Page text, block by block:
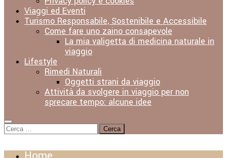
Viaggi ed Eventi
Turismo Responsabile, Sostenibile e Accessibile
Come fare uno zaino consapevole
La mia valigetta di medicina naturale in
viaggio
Lifestyle
Rimedi Naturali
Oggetti strani da viaggio
Attività da svolgere in viaggio per non
sprecare tempo: alcune idee
Ricerca
per: